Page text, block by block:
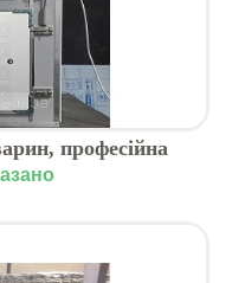
професійна
ветеринарії